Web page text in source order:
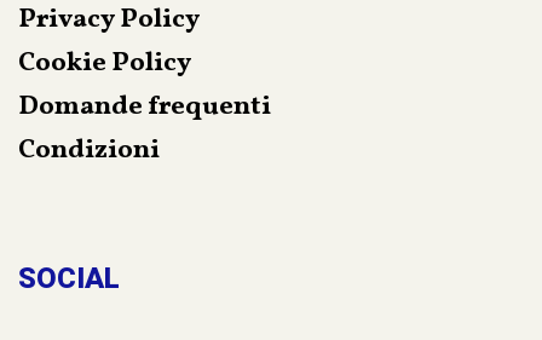
Privacy Policy
Cookie Policy
Domande frequenti
Condizioni
SOCIAL